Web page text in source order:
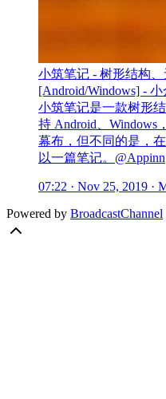
小筑笔记 - 树形结构
[Android/Windows] -
小筑笔记是一款树形
持 Android、Windows
幕布，但不同的是，
以一篇笔记。@Appinn
07:22 · Nov 25, 2019 ·
Powered by BroadcastChannel